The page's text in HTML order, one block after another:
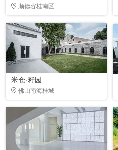
顺德容桂南区
米仓·籽园
佛山南海桂城